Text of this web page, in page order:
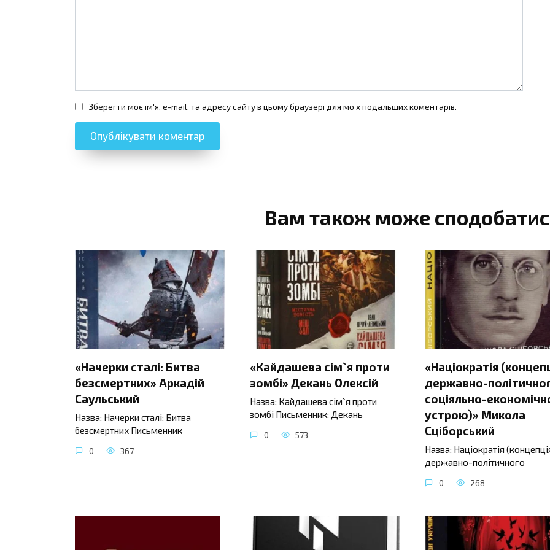
Зберегти моє ім'я, e-mail, та адресу сайту в цьому браузері для моїх подальших коментарів.
Вам також може
«Начерки сталі: Битва
безсмертних» Аркадій
Саульський
Назва: Начерки сталі: Битва
безсмертних Письменник
0 367
«Кайдашева сім`я проти
зомбі» Декань Олексій
Назва: Кайдашева сім`я проти
зомбі Письменник: Декань
0 573
«Націократія
державно-
соціяльно-
устрою)» Микола
Сціборський
Назва: Націократія
державно-політичного
0 268